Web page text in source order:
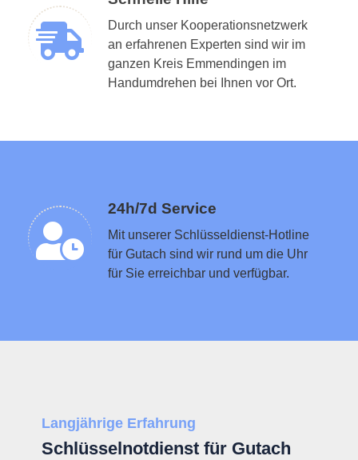
Durch unser Kooperationsnetzwerk
an erfahrenen Experten sind wir im
ganzen Kreis Emmendingen im
Handumdrehen bei Ihnen vor Ort.
24h/7d Service
Mit unserer Schlüsseldienst-Hotline
für Gutach sind wir rund um die Uhr
für Sie erreichbar und verfügbar.
Schlüsseldienst in der Nähe vermitteln
Langjährige Erfahrung
Schlüsselnotdienst für Gutach